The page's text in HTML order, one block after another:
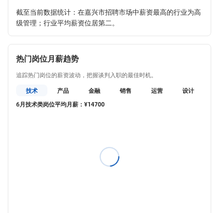
截至当前数据统计：在嘉兴市招聘市场中薪资最高的行业为高
级管理；行业平均薪资位居第二。
热门岗位月薪趋势
追踪热门岗位的薪资波动，把握谈判入职的最佳时机。
技术
产品 金融 销售 运营 设计
6月技术类岗位平均月薪：¥14700